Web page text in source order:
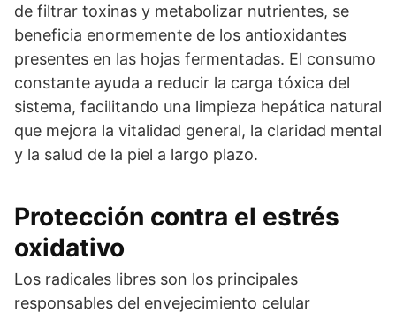
de filtrar toxinas y metabolizar nutrientes, se
beneficia enormemente de los antioxidantes
presentes en las hojas fermentadas. El consumo
constante ayuda a reducir la carga tóxica del
sistema, facilitando una limpieza hepática natural
que mejora la vitalidad general, la claridad mental
y la salud de la piel a largo plazo.
Protección contra el estrés
oxidativo
Los radicales libres son los principales
responsables del envejecimiento celular